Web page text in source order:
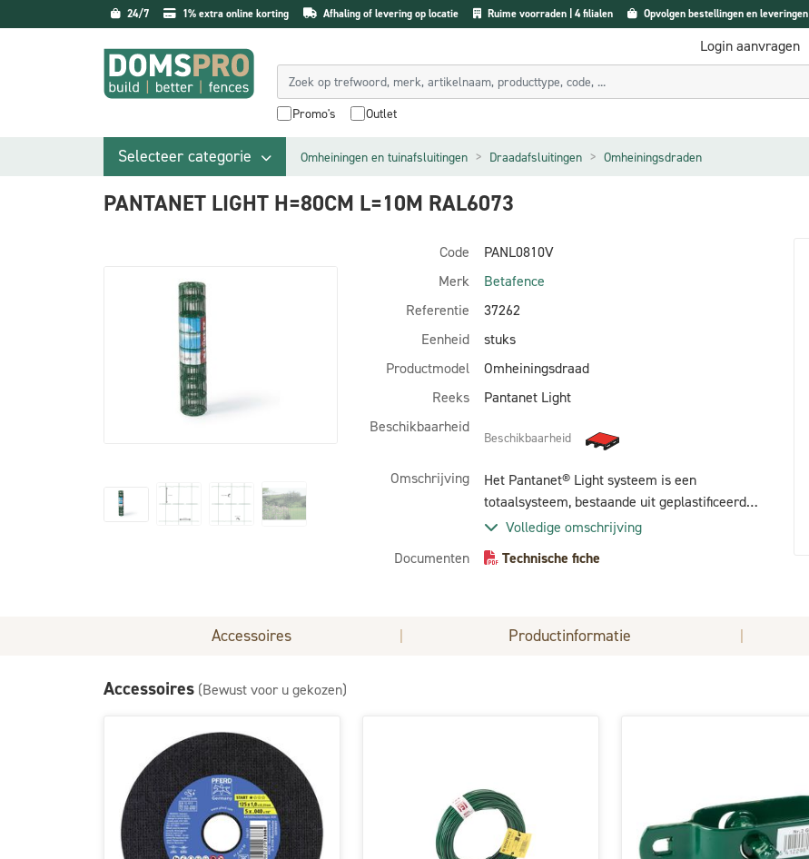
24/7 1% extra online korting Afhaling of levering op locatie Ruime voorraden | 4 filialen Opvolgen bestellingen en leveringen
Login aanvragen
Promo's Outlet
Selecteer categorie Omheiningen en tuinafsluitingen Draadafsluitingen Omheiningsdraden
PANTANET LIGHT H=80CM L=10M RAL6073
Code
PANL0810V
Merk
Betafence
Referentie
37262
Eenheid
stuks
Productmodel
Omheiningsdraad
Reeks
Pantanet Light
Beschikbaarheid
Beschikbaarheid
Omschrijving
Het Pantanet® Light systeem is een
totaalsysteem, bestaande uit geplastificeerd
gelast gaas op rollen en bijhorende palen.
Volledige omschrijving
Documenten
Technische fiche
Accessoires | Productinformatie |
Accessoires (Bewust voor u gekozen)